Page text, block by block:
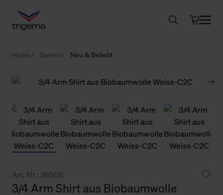
Home Damen Neu & Beliebt
Art. Nr.: 39505
3/4 Arm Shirt aus Biobaumwolle